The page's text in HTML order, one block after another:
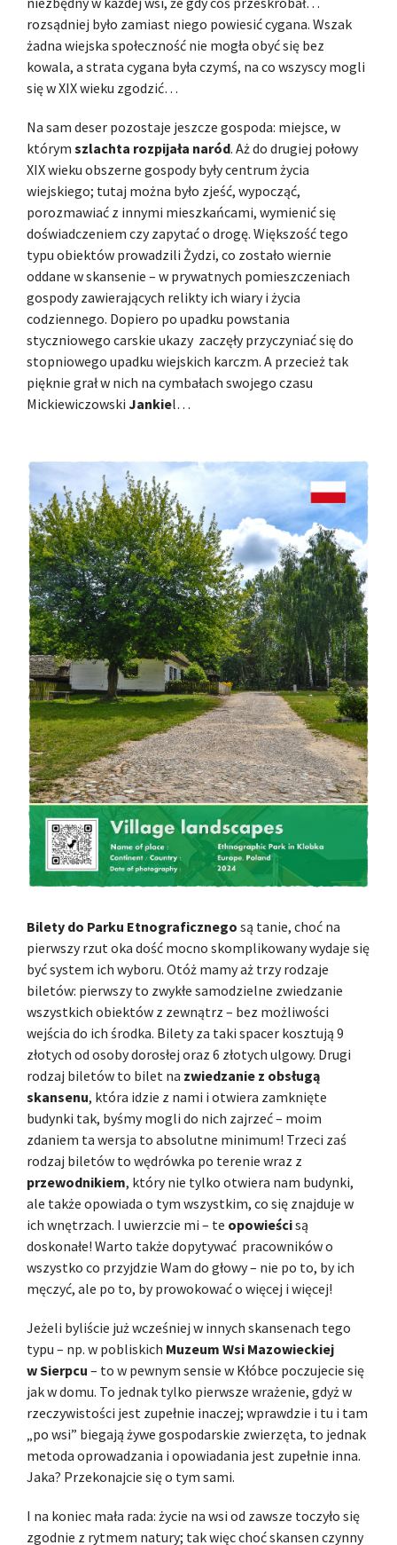
rozsądniej było zamiast niego powiesić cygana. Wszak
żadna wiejska społeczność nie mogła obyć się bez
kowala, a strata cygana była czymś, na co wszyscy mogli
się w XIX wieku zgodzić…
Na sam deser pozostaje jeszcze gospoda: miejsce, w
którym szlachta rozpijała naród. Aż do drugiej połowy
XIX wieku obszerne gospody były centrum życia
wiejskiego; tutaj można było zjeść, wypocząć,
porozmawiać z innymi mieszkańcami, wymienić się
doświadczeniem czy zapytać o drogę. Większość tego
typu obiektów prowadzili Żydzi, co zostało wiernie
oddane w skansenie – w prywatnych pomieszczeniach
gospody zawierających relikty ich wiary i życia
codziennego. Dopiero po upadku powstania
styczniowego carskie ukazy zaczęły przyczyniać się do
stopniowego upadku wiejskich karczm. A przecież tak
pięknie grał w nich na cymbałach swojego czasu
Mickiewiczowski Jankiel…
Bilety do Parku Etnograficznego są tanie, choć na
pierwszy rzut oka dość mocno skomplikowany wydaje się
być system ich wyboru. Otóż mamy aż trzy rodzaje
biletów: pierwszy to zwykłe samodzielne zwiedzanie
wszystkich obiektów z zewnątrz – bez możliwości
wejścia do ich środka. Bilety za taki spacer kosztują 9
złotych od osoby dorosłej oraz 6 złotych ulgowy. Drugi
rodzaj biletów to bilet na zwiedzanie z obsługą
skansenu, która idzie z nami i otwiera zamknięte
budynki tak, byśmy mogli do nich zajrzeć – moim
zdaniem ta wersja to absolutne minimum! Trzeci zaś
rodzaj biletów to wędrówka po terenie wraz z
przewodnikiem, który nie tylko otwiera nam budynki,
ale także opowiada o tym wszystkim, co się znajduje w
ich wnętrzach. I uwierzcie mi – te opowieścisą
doskonałe! Warto także dopytywać pracowników o
wszystko co przyjdzie Wam do głowy – nie po to, by ich
męczyć, ale po to, by prowokować o więcej i więcej!
Jeżeli byliście już wcześniej w innych skansenach tego
typu – np. w pobliskich Muzeum Wsi Mazowieckiej
w Sierpcu – to w pewnym sensie w Kłóbce poczujecie się
jak w domu. To jednak tylko pierwsze wrażenie, gdyż w
rzeczywistości jest zupełnie inaczej; wprawdzie i tu i tam
„po wsi” biegają żywe gospodarskie zwierzęta, to jednak
metoda oprowadzania i opowiadania jest zupełnie inna.
Jaka? Przekonajcie się o tym sami.
I na koniec mała rada: życie na wsi od zawsze toczyło się
zgodnie z rytmem natury; tak więc choć skansen czynny